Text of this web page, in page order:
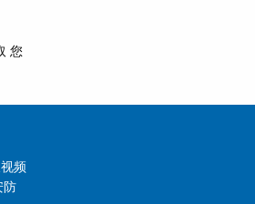
您
频
防